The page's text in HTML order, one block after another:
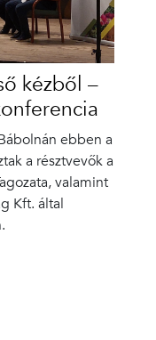
kézből –
ebben a
a résztvevők a
valamint
Kft. által